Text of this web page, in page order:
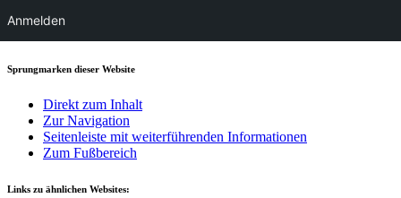
Sprungmarken dieser Website
Direkt zum Inhalt
Zur Navigation
Seitenleiste mit weiterführenden Informationen
Zum Fußbereich
Links zu ähnlichen Websites:
Anmelden